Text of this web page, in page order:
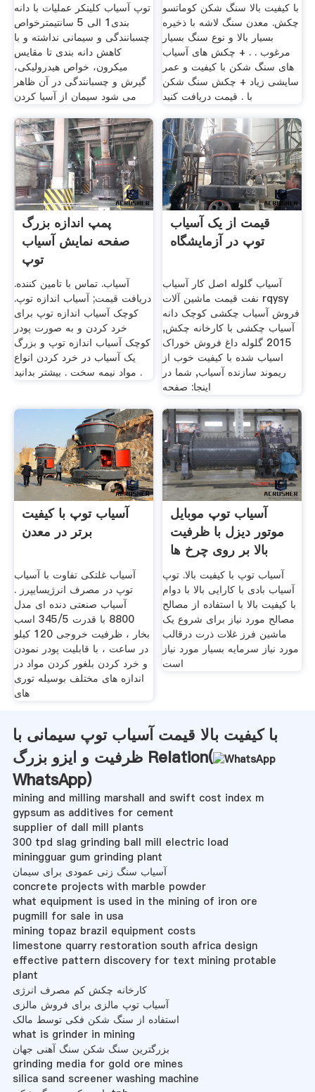
توپ آسیاب کلینکر عملیات با دانه
بندی1 الی 5 سانتیمترخواص
چسبانندگی و سیمانی نداشته و با
کاهش دانه بندی تا مقایس
میکرون، خواص هیدرولیکی،
گیرش و چسبانندگی در آن ظاهر
می شود سیمان از آسیا کردن
با کیفیت بالا سنگ شکن کوماتسو
چکش. معدن سنگ لاشه با ذخیره
بسیار بالا و نوع سنگ بسیار
مرغوب . . + چکش های آسیاب
های سنگ شکن با کیفیت و عمر
سایشی زیاد + چکش سنگ شکن
با . قیمت دریافت کنید
پمپ اندازه بزرگ
صفحه نمایش آسیاب
توپ
آسیاب. تماس با تامین کننده.
دریافت قیمت; آسیاب اندازه توپ.
کوچک آسیاب اندازه توپ برای
خرد کردن و به صورت پودر
کوچک آسیاب اندازه توپ و بزرگ
یک آسیاب در خرد کردن انواع
مواد نیمه سخت . بیشتر بدانید .
قیمت از یک آسیاب
توپ در آزمایشگاه
آسیاب گلوله اصل کار آسیاب
نفت قیمت ماشین آلات rqysy
فروش آسیاب چکشی کوچک دانه
آسیاب چکشی با کارخانه چکش,
2015 گلوله داغ فروش خوراک
اسیاب شده با کیفیت خوب از
ریموند سازنده آسیاب, شما در
اینجا: صفحه
آسیاب توپ با کیفیت
برتر در معدن
آسیاب غلتکی تفاوت با آسیاب
توپ در مصرف انرژیسایپرز .
آسیاب صنعتی دنده ای مدل
8800 با قدرت 345/5 اسب
بخار ، ظرفیت خروجی 120 کیلو
در ساعت ، با قابلیت پودر نمودن
و خرد کردن بلغور کردن مواد در
اندازه های مختلف بوسیله توری
های
آسیاب توپ موبایل
موتور دیزل با ظرفیت
بالا بر روی چرخ ها
آسیاب توپ با کیفیت بالا. توپ
آسیاب بادی با کارایی بالا با دوام
با کیفیت بالا با استفاده از مصالح
مصالح مورد نیاز برای شروع یک
ماشین فرز غلات ذرت درقالب
مورد نیاز سرمایه بسیار مورد نیاز
است
با کیفیت بالا قیمت آسیاب توپ سیمانی با
ظرفیت و ایزو بزرگ Relation(
WhatsApp)
mining and milling marshall and swift cost index m
gypsum as additives for cement
supplier of dall mill plants
300 tpd slag grinding ball mill electric load
miningguar gum grinding plant
آسیاب سنگ زنی عمودی برای سیمان
concrete projects with marble powder
what equipment is used in the mining of iron ore
pugmill for sale in usa
mining topaz brazil equipment costs
limestone quarry restoration south africa design
effective pattern discovery for text mining protable
plant
کارخانه چکش کم مصرف انرژی
آسیاب توپ مالزی برای فروش مالزی
استفاده از سنگ شکن فکی توسط مالک
what is grinder in mining
بزرگترین سنگ شکن سنگ آهنی جهان
grinding media for gold ore mines
silica sand screener washing machine